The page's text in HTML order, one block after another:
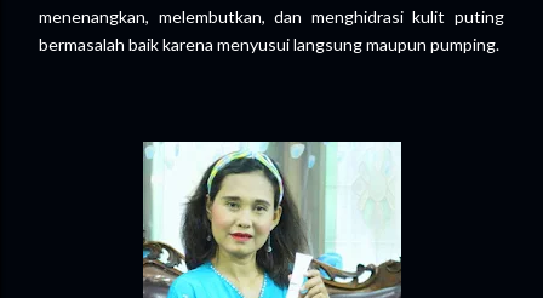
menenangkan, melembutkan, dan menghidrasi kulit puting
bermasalah baik karena menyusui langsung maupun pumping.